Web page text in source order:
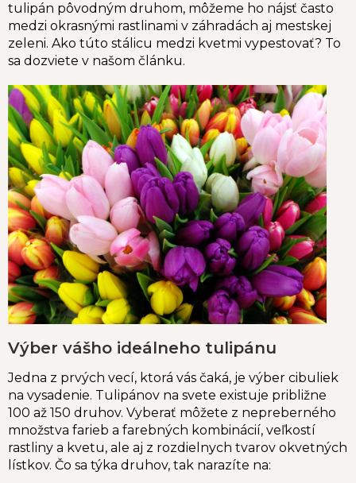
tulipán pôvodným druhom, môžeme ho nájsť často
medzi okrasnými rastlinami v záhradách aj mestskej
zeleni. Ako túto stálicu medzi kvetmi vypestovať? To
sa dozviete v našom článku.
Výber vášho ideálneho tulipánu
Jedna z prvých vecí, ktorá vás čaká, je výber cibuliek
na vysadenie. Tulipánov na svete existuje približne
100 až 150 druhov. Vyberať môžete z nepreberného
množstva farieb a farebných kombinácií, veľkostí
rastliny a kvetu, ale aj z rozdielnych tvarov okvetných
lístkov. Čo sa týka druhov, tak narazíte na: